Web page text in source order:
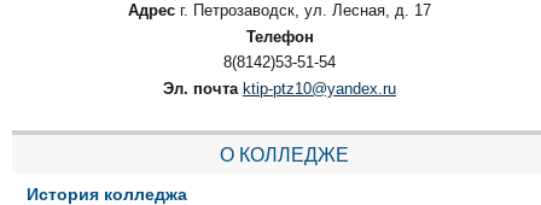
Адрес г. Петрозаводск, ул. Лесная, д. 17
Телефон
8(8142)53-51-54
Эл. почта ktip-ptz10@yandex.ru
О КОЛЛЕДЖЕ
История колледжа